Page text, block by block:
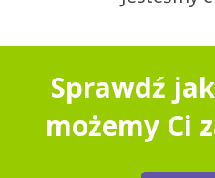
Sprawdź
możemy Ci